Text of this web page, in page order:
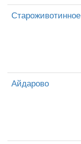
Староживотинное
Айдарово